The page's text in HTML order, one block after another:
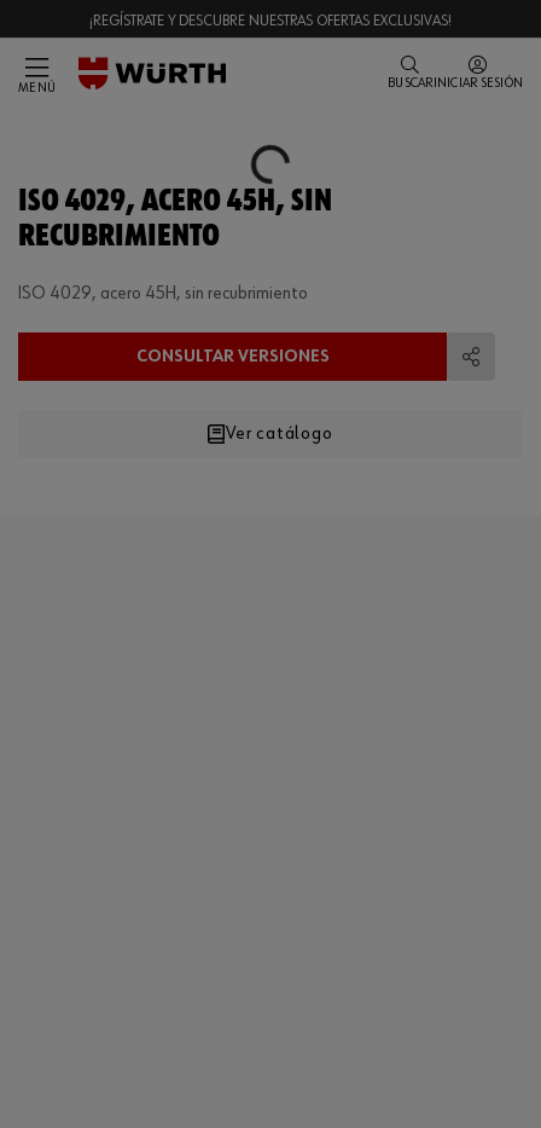
¡REGÍSTRATE Y DESCUBRE NUESTRAS OFERTAS EXCLUSIVAS!
MENÚ BUSCAR INICIAR SESIÓN
Loading...
ISO 4029, ACERO 45H, SIN
RECUBRIMIENTO
ISO 4029, acero 45H, sin recubrimiento
CONSULTAR VERSIONES
Ver catálogo